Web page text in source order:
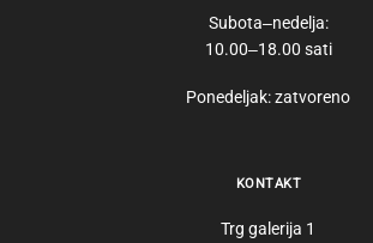
Subota‒nedelja:
10.00‒18.00 sati
Ponedeljak: zatvoreno
KONTAKT
Trg galerija 1